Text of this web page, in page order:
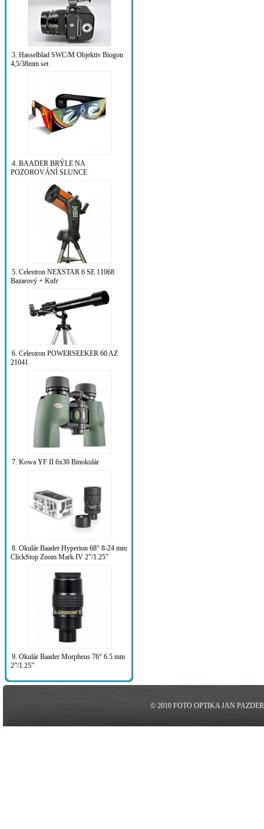
3. Hasselblad SWC/M Objektiv Biogon
4,5/38mm set
4. BAADER BRÝLE NA
POZOROVÁNÍ SLUNCE
5. Celestron NEXSTAR 6 SE 11068
Bazarový + Kufr
6. Celestron POWERSEEKER 60 AZ
21041
7. Kowa YF II 6x30 Binokulár
8. Okulár Baader Hyperion 68° 8-24 mm
ClickStop Zoom Mark IV 2”/1.25”
9. Okulár Baader Morpheus 76° 6.5 mm
2”/1.25”
© 2010 FOTO OPTIKA JAN